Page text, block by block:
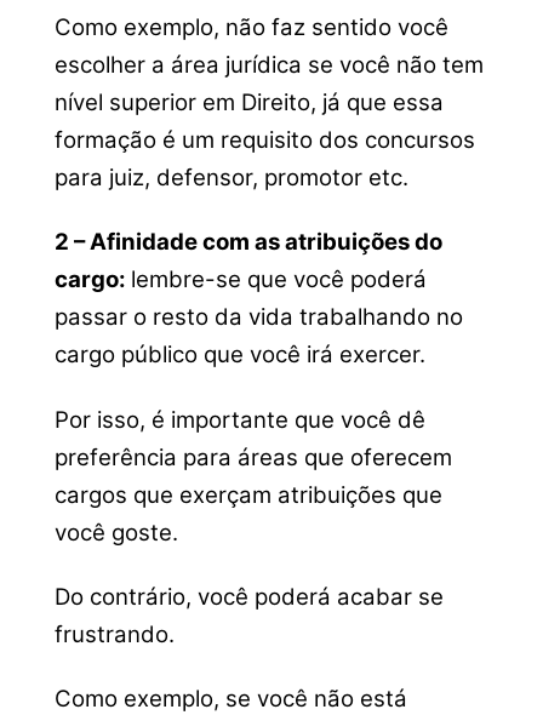
Como exemplo, não faz sentido você
escolher a área jurídica se você não tem
nível superior em Direito, já que essa
formação é um requisito dos concursos
para juiz, defensor, promotor etc.
2 – Afinidade com as atribuições do
cargo: lembre-se que você poderá
passar o resto da vida trabalhando no
cargo público que você irá exercer.
Por isso, é importante que você dê
preferência para áreas que oferecem
cargos que exerçam atribuições que
você goste.
Do contrário, você poderá acabar se
frustrando.
Como exemplo, se você não está